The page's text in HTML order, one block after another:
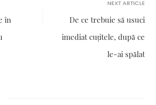
în
NEXT ARTICLE
De ce trebuie să usuci
imediat cuțitele, după ce
le-ai spălat